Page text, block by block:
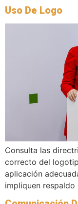
Uso De Logo
Consulta las
correcto del
aplicación
impliquen respaldo